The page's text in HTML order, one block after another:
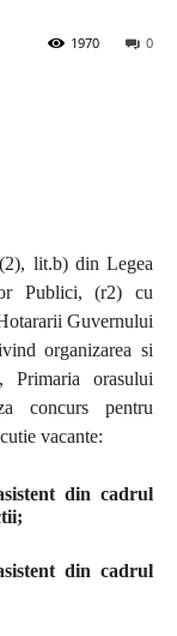
0
1970
lit.b) din Legea
Publici, (r2) cu
Guvernului
organizarea si
Primaria orasului
concurs pentru
vacante:
din cadrul
din cadrul